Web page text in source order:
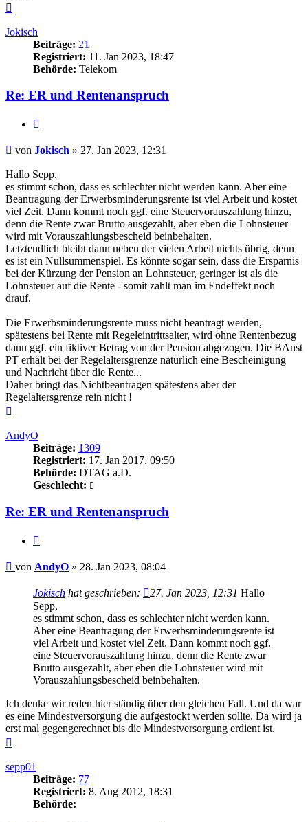
Jokisch
Beiträge: 21
Registriert: 11. Jan 2023, 18:47
Behörde: Telekom
Re: ER und Rentenanspruch
Beitrag
von Jokisch » 27. Jan 2023, 12:31
Hallo Sepp,
es stimmt schon, dass es schlechter nicht werden kann. Aber eine
Beantragung der Erwerbsminderungsrente ist viel Arbeit und kostet
viel Zeit. Dann kommt noch ggf. eine Steuervorauszahlung hinzu,
denn die Rente zwar Brutto ausgezahlt, aber eben die Lohnsteuer
wird mit Vorauszahlungsbescheid beinbehalten.
Letztendlich bleibt dann neben der vielen Arbeit nichts übrig, denn
es ist ein Nullsummenspiel. Es könnte sogar sein, dass die Ersparnis
bei der Kürzung der Pension an Lohnsteuer, geringer ist als die
Lohnsteuer auf die Rente - somit zahlt man im Endeffekt noch
drauf.
Die Erwerbsminderungsrente muss nicht beantragt werden,
spätestens bei Rente mit Regeleintrittsalter, wird ohne Rentenbezug
dann ggf. ein fiktiver Betrag von der Pension abgezogen. Die BAnst
PT erhält bei der Regelaltersgrenze natürlich eine Bescheinigung
und Nachricht über die Rente...
Daher bringt das Nichtbeantragen spätestens aber der
Regelaltersgrenze rein nicht !
AndyO
Beiträge: 1309
Registriert: 17. Jan 2017, 09:50
Behörde: DTAG a.D.
Geschlecht:
Re: ER und Rentenanspruch
Beitrag
von AndyO » 28. Jan 2023, 08:04
Jokisch hat geschrieben: 27. Jan 2023, 12:31 Hallo
Sepp,
es stimmt schon, dass es schlechter nicht werden kann.
Aber eine Beantragung der Erwerbsminderungsrente ist
viel Arbeit und kostet viel Zeit. Dann kommt noch ggf.
eine Steuervorauszahlung hinzu, denn die Rente zwar
Brutto ausgezahlt, aber eben die Lohnsteuer wird mit
Vorauszahlungsbescheid beinbehalten.
Ich denke wir reden hier ständig über den gleichen Fall. Und da war
es eine Mindestversorgung die aufgestockt werden sollte. Da wird ja
erst mal gegengerechnet bis die Mindestversorgung erdient ist.
sepp01
Beiträge: 77
Registriert: 8. Aug 2012, 18:31
Behörde: